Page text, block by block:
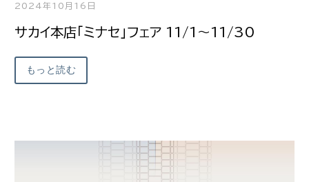
2024年10月16日
サカイ本店「ミナセ」フェア 11/1～11/30
もっと読む